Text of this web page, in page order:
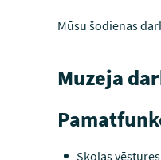
Mūsu šodienas
Muzeja
Skolas